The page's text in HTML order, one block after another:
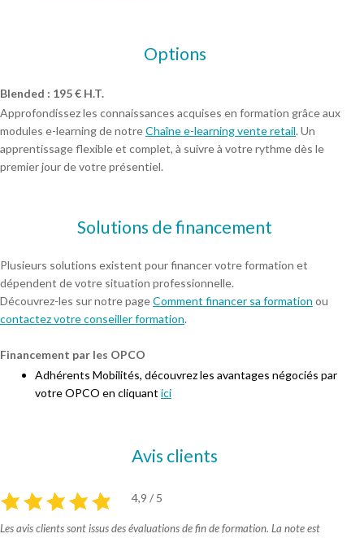
Options
Blended : 195 € H.T.
Approfondissez les connaissances acquises en formation grâce aux
modules e-learning de notreChaîne e-learning vente retail. Un
apprentissage flexible et complet, à suivre à votre rythme dès le
premier jour de votre présentiel.
Solutions de financement
Plusieurs solutions existent pour financer votre formation et
dépendent de votre situation professionnelle.
Découvrez-les sur notre pageComment financer sa formation ou
contactez votre conseiller formation.
Financement par les OPCO
Adhérents Mobilités, découvrez les avantages négociés par
votre OPCO en cliquant ici
Avis clients
4,9 / 5
Les avis clients sont issus des évaluations de fin de formation. La note est